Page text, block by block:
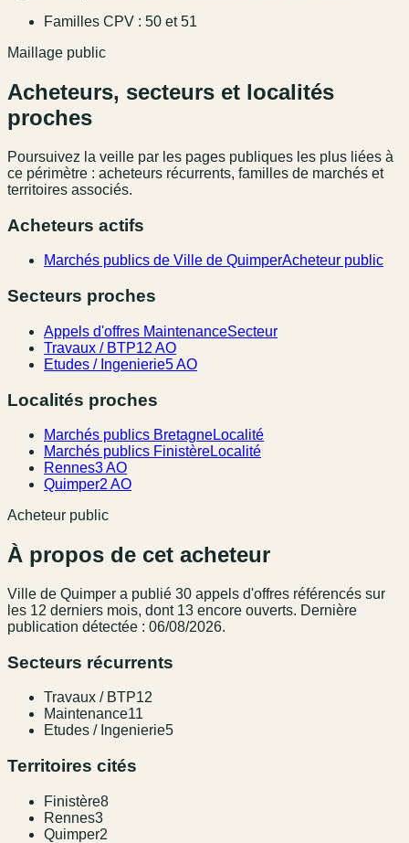
Familles CPV : 50 et 51
Maillage public
Acheteurs, secteurs et localités
proches
Poursuivez la veille par les pages publiques les plus liées à
ce périmètre : acheteurs récurrents, familles de marchés et
territoires associés.
Acheteurs actifs
Marchés publics de Ville de QuimperAcheteur public
Secteurs proches
Appels d'offres MaintenanceSecteur
Travaux / BTP12 AO
Etudes / Ingenierie5 AO
Localités proches
Marchés publics BretagneLocalité
Marchés publics FinistèreLocalité
Rennes3 AO
Quimper2 AO
Acheteur public
À propos de cet acheteur
Ville de Quimper a publié 30 appel s d'offres référencés sur
les 12 derniers mois, dont 13 encore ouverts. Dernière
publication détectée : 06/08/2026.
Secteurs récurrents
Travaux / BTP12
Maintenance11
Etudes / Ingenierie5
Territoires cités
Finistère8
Rennes3
Quimper2